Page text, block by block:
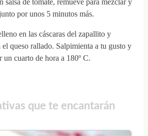
salsa de tomate, remueve para mezclar y
por unos 5 minutos más.
en las cáscaras del zapallito y
el queso rallado. Salpimienta a tu gusto y
un cuarto de hora a 180º C.
que te encantarán